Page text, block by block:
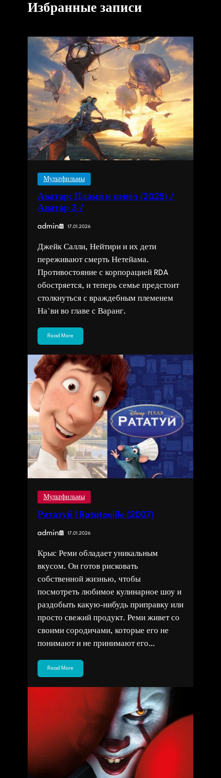
Избранные записи
Мультфильмы
Аватар: Пламя и пепел (2025) /
Аватар 3 /
admin 17.01.2026
Джейк Салли, Нейтири и их дети
переживают смерть Нетейама.
Противостояние с корпорацией RDA
обостряется, и теперь семье предстоит
столкнуться с враждебным племенем
На`ви во главе с Варанг.
Read More
Мультфильмы
Рататуй | Ratatouille (2007)
admin 17.01.2026
Крыс Реми обладает уникальным
вкусом. Он готов рисковать
собственной жизнью, чтобы
посмотреть любимое кулинарное шоу и
раздобыть какую-нибудь приправку или
просто свежий продукт. Реми живет со
своими сородичами, которые его не
понимают и не принимают его…
Read More